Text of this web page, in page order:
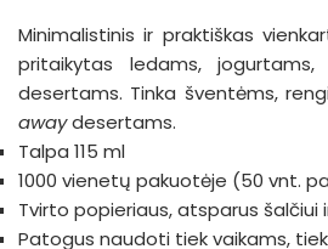
Minimalistinis ir praktiškas
pritaikytas ledams,
desertams. Tinka šventėms,
awaydesertams.
Talpa 115 ml
1000 vienetų pakuotėje (50 vnt.
Tvirto popieriaus, atsparus šalčiui
Patogus naudoti tiek vaikams,